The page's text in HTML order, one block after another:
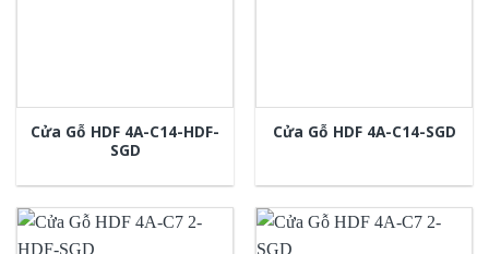
Cửa Gỗ HDF 4A-C14-HDF-
SGD
Cửa Gỗ HDF 4A-C14-SGD